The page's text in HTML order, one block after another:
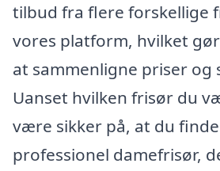
tilbud fra flere forskellige
vores platform, hvilket
at sammenligne priser og
Uanset hvilken frisør du
være sikker på, at du
professionel damefrisør,